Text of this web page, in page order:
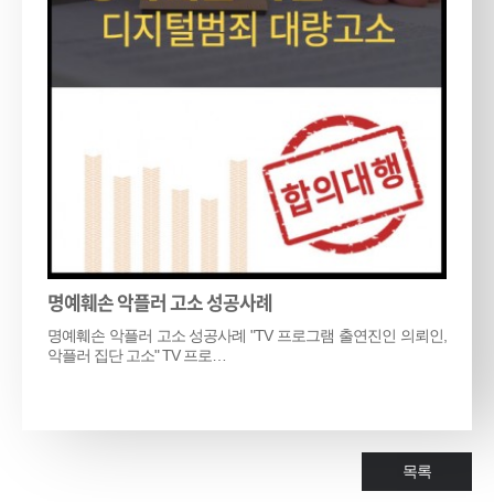
명예훼손 악플러 고소 성공사례
명예훼손 악플러 고소 성공사례 "TV 프로그램 출연진인 의뢰인,
악플러 집단 고소" TV 프로…
목록